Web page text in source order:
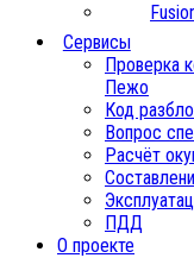
Сервисы
Проверка
Пежо
Код
Вопрос
Расчёт
ПДД
О проекте